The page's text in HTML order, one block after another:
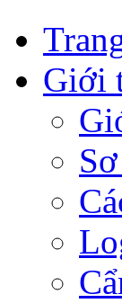
Giới